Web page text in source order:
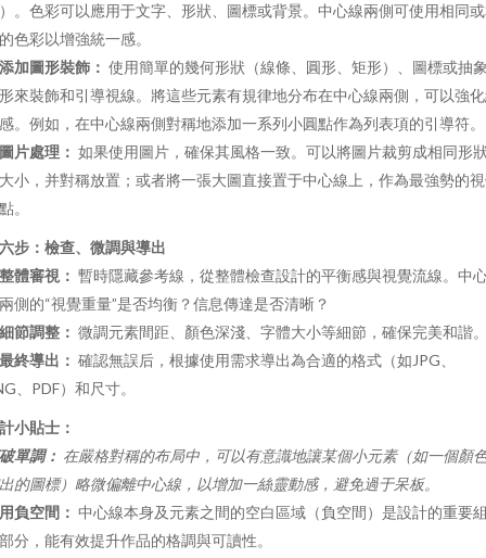
。色彩可以應用于文字、形狀、圖標或背景。中心線兩側可使用相同
色彩以增強統一感。
添加圖形裝飾： 使用簡單的幾何形狀（線條、圓形、矩形）、圖標或抽
來裝飾和引導視線。將這些元素有規律地分布在中心線兩側，可以強
。例如，在中心線兩側對稱地添加一系列小圓點作為列表項的引導符。
圖片處理： 如果使用圖片，確保其風格一致。可以將圖片裁剪成相同形
小，并對稱放置；或者將一張大圖直接置于中心線上，作為最強勢的
。
步：檢查、微調與導出
整體審視： 暫時隱藏參考線，從整體檢查設計的平衡感與視覺流線。中
側的“視覺重量”是否均衡？信息傳達是否清晰？
細節調整： 微調元素間距、顏色深淺、字體大小等細節，確保完美和諧
最終導出： 確認無誤后，根據使用需求導出為合適的格式（如JPG、
、PDF）和尺寸。
小貼士：
單調： 在嚴格對稱的布局中，可以有意識地讓某個小元素（如一個顏
的圖標）略微偏離中心線，以增加一絲靈動感，避免過于呆板。
負空間： 中心線本身及元素之間的空白區域（負空間）是設計的重要
分，能有效提升作品的格調與可讀性。